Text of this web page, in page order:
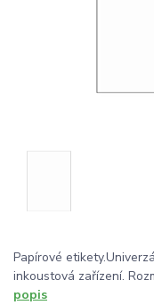
Papírové
inkoustová zařízení.
popis